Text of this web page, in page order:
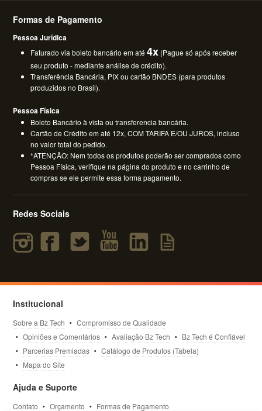
Formas de Pagamento
Pessoa Jurídica
Faturado via boleto bancário em até4x (Pague só após receber
seu produto - mediante análise de crédito).
Transferência Bancária, PIX ou cartão BNDES (para produtos
produzidos no Brasil).
Pessoa Física
Boleto Bancário à vista ou transferencia bancária.
Cartão de Crédito em até 12x, COM TARIFA E/OU JUROS, incluso
no valor total do pedido.
*ATENÇÃO: Nem todos os produtos poderão ser comprados como
Pessoa Física, verifique na página do produto e no carrinho de
compras se ele permite essa forma pagamento.
Redes Sociais
Institucional
Sobre a Bz Tech
Compromisso de Qualidade
Opiniões e Comentários
Avaliação Bz Tech
Bz Tech é Confiável
Parcerias Premiadas
Catálogo de Produtos (Tabela)
Mapa do Site
Ajuda e Suporte
Contato Orçamento
Formas de Pagamento